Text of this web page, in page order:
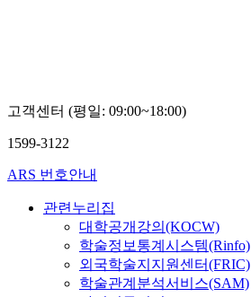
고객센터 (평일: 09:00~18:00)
1599-3122
ARS 번호안내
관련누리집
대학공개강의(KOCW)
학술정보통계시스템(Rinfo)
외국학술지지원센터(FRIC)
학술관계분석서비스(SAM)